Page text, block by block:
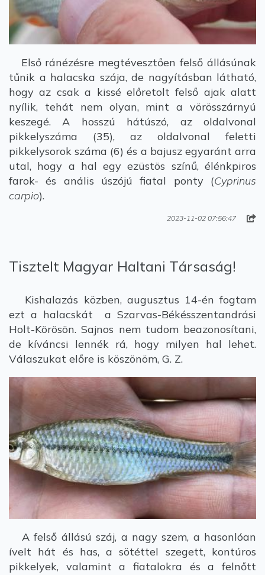
Első ránézésre megtévesztően felső állásúnak
tűnik a halacska szája, de nagyításban látható,
hogy az csak a kissé előretolt felső ajak alatt
nyílik, tehát nem olyan, mint a vörösszárnyú
keszegé. A hosszú hátúszó, az oldalvonal
pikkelyszáma (35), az oldalvonal feletti
pikkelysorok száma (6) és a bajusz egyaránt arra
utal, hogy a hal egy ezüstös színű, élénkpiros
farok- és anális úszójú fiatal ponty (Cyprinus
carpio).
2023-11-02 07:56:47
Tisztelt Magyar Haltani Társaság!
Kishalazás közben, augusztus 14-én fogtam
ezt a halacskát a Szarvas-Békésszentandrási
Holt-Körösön. Sajnos nem tudom beazonosítani,
de kíváncsi lennék rá, hogy milyen hal lehet.
Válaszukat előre is köszönöm, G. Z.
A felső állású száj, a nagy szem, a hasonlóan
ívelt hát és has, a sötéttel szegett, kontúros
pikkelyek, valamint a fiatalokra és a felnőtt